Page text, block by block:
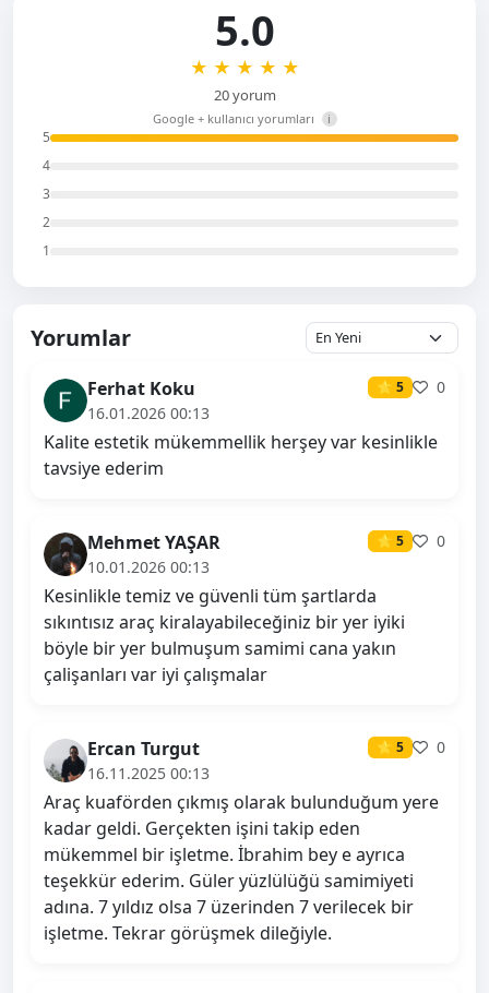
5
4
3
2
1
5.0
★ ★ ★ ★ ★
20 yorum
Google + kullanıcı yorumları i
Yorumlar
Ferhat Koku ⭐ 5
0
16.01.2026 00:13
Kalite estetik mükemmellik herşey var kesinlikle
tavsiye ederim
Mehmet YAŞAR ⭐ 5
0
10.01.2026 00:13
Kesinlikle temiz ve güvenli tüm şartlarda
sıkıntısız araç kiralayabileceğiniz bir yer iyiki
böyle bir yer bulmuşum samimi cana yakın
çalişanları var iyi çalışmalar
Ercan Turgut ⭐ 5
0
16.11.2025 00:13
Araç kuaförden çıkmış olarak bulunduğum yere
kadar geldi. Gerçekten işini takip eden
mükemmel bir işletme. İbrahim bey e ayrıca
teşekkür ederim. Güler yüzlülüğü samimiyeti
adına. 7 yıldız olsa 7 üzerinden 7 verilecek bir
işletme. Tekrar görüşmek dileğiyle.